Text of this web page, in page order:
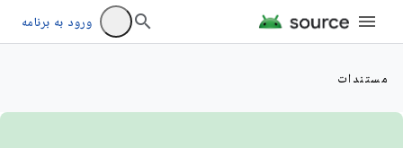
ورود به برنامه
مستندات